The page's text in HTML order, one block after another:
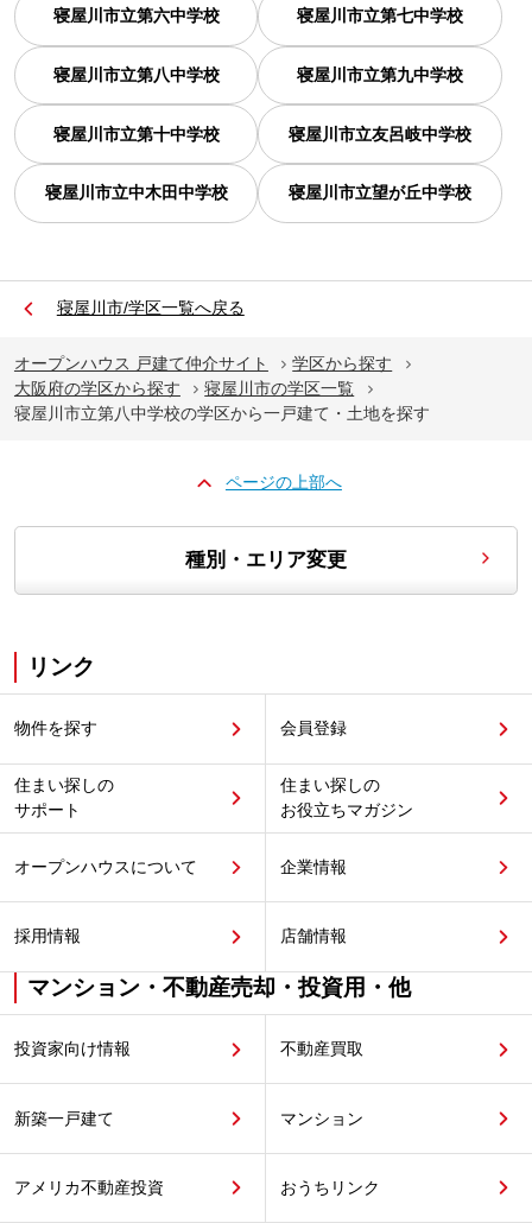
寝屋川市立第六中学校 寝屋川市立第七中学校
寝屋川市立第八中学校 寝屋川市立第九中学校
寝屋川市立第十中学校 寝屋川市立友呂岐中学校
寝屋川市立中木田中学校 寝屋川市立望が丘中学校
寝屋川市/学区一覧へ戻る
オープンハウス 戸建て仲介サイト
学区から探す
大阪府の学区から探す
寝屋川市の学区一覧
寝屋川市立第八中学校の学区から一戸建て・土地を探す
ページの上部へ
種別・エリア変更
リンク
物件を探す 会員登録
住まい探しの
サポート
住まい探しの
お役立ちマガジン
オープンハウスについて 企業情報
採用情報 店舗情報
マンション・不動産売却・投資用・他
投資家向け情報 不動産買取
新築一戸建て マンション
アメリカ不動産投資 おうちリンク